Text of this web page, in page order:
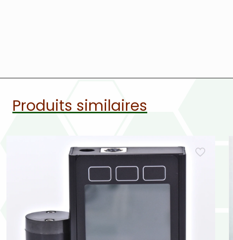
Produits similaires